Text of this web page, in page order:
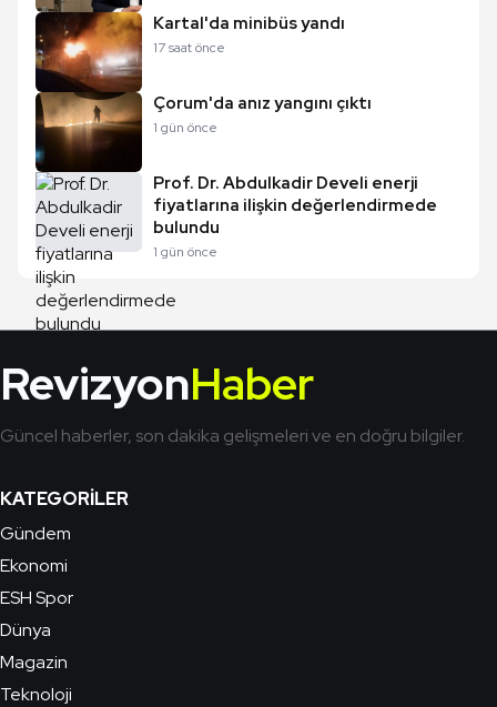
Kartal'da minibüs yandı
17 saat önce
Çorum'da anız yangını çıktı
1 gün önce
Prof. Dr. Abdulkadir Develi enerji
fiyatlarına ilişkin değerlendirmede
bulundu
1 gün önce
RevizyonHaber
Güncel haberler, son dakika gelişmeleri ve en doğru bilgiler.
KATEGORILER
Gündem
Ekonomi
ESH Spor
Dünya
Magazin
Teknoloji